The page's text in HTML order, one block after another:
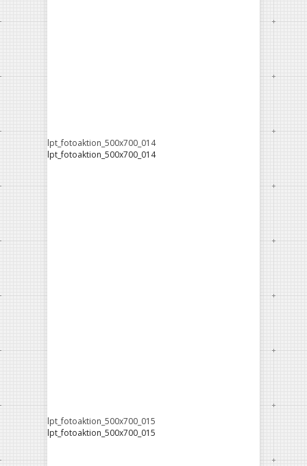
lpt_fotoaktion_500x700_014
lpt_fotoaktion_500x700_014
lpt_fotoaktion_500x700_015
lpt_fotoaktion_500x700_015